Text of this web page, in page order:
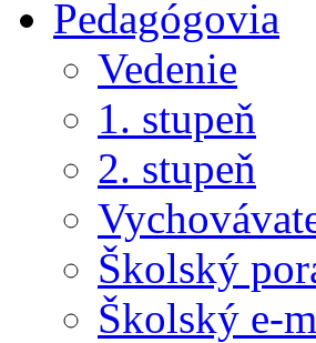
Pedagógovia
Vedenie
1. stupeň
2. stupeň
Školský
Školský e-